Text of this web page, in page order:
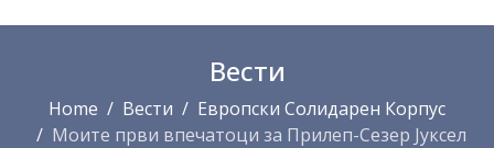
Вести
Home Вести
Европски Солидарен Корпус
Моите први впечатоци за Прилеп-Сезер Јуксел